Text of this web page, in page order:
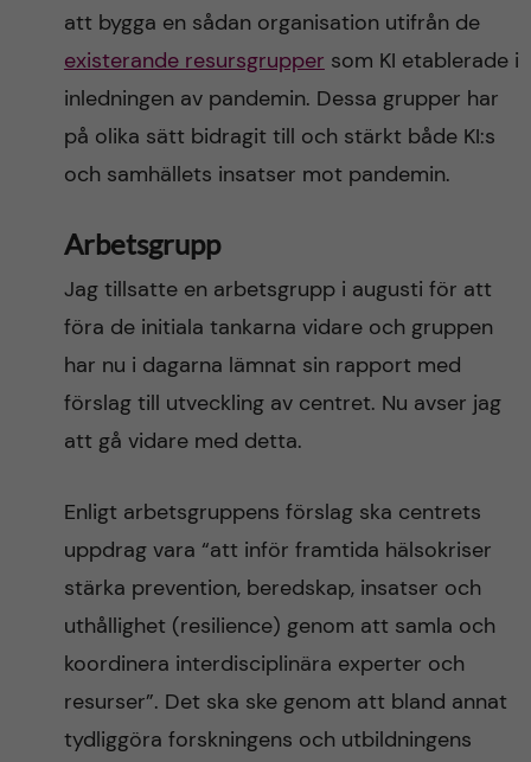
att bygga en sådan organisation utifrån de
existerande resursgrupper som KI etablerade i
inledningen av pandemin. Dessa grupper har
på olika sätt bidragit till och stärkt både KI:s
och samhällets insatser mot pandemin.
Arbetsgrupp
Jag tillsatte en arbetsgrupp i augusti för att
föra de initiala tankarna vidare och gruppen
har nu i dagarna lämnat sin rapport med
förslag till utveckling av centret. Nu avser jag
att gå vidare med detta.
Enligt arbetsgruppens förslag ska centrets
uppdrag vara “att inför framtida hälsokriser
stärka prevention, beredskap, insatser och
uthållighet (resilience) genom att samla och
koordinera interdisciplinära experter och
resurser”. Det ska ske genom att bland annat
tydliggöra forskningens och utbildningens